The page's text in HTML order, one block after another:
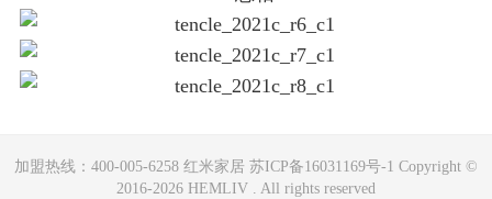
加盟热线：400-005-6258 红米家居 苏ICP备16031169号-1 Copyright ©
2016-2026 HEMLIV . All rights reserved